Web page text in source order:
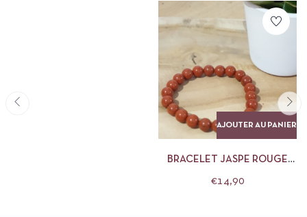
AJOUTER AU PANIER
BRACELET JASPE ROUGE
€14,90